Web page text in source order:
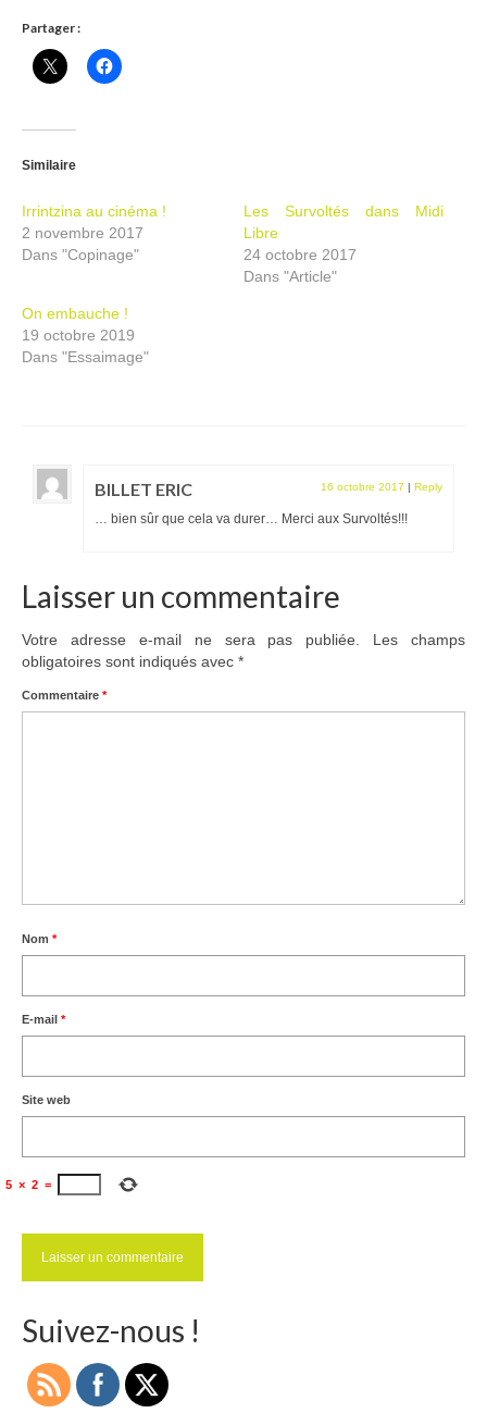
ASTRONOMIE
ARCHIVES
Partager :
Similaire
Irrintzina au cinéma !
2 novembre 2017
Dans "Copinage"
Les Survoltés dans Midi
Libre
24 octobre 2017
Dans "Article"
On embauche !
19 octobre 2019
Dans "Essaimage"
BILLET ERIC 16 octobre 2017 | Reply
… bien sûr que cela va durer… Merci aux Survoltés!!!
Laisser un commentaire
Votre adresse e-mail ne sera pas publiée.
Les champs
obligatoires sont indiqués avec *
Commentaire *
Nom *
E-mail *
Site web
5 × 2 =
Suivez-nous !